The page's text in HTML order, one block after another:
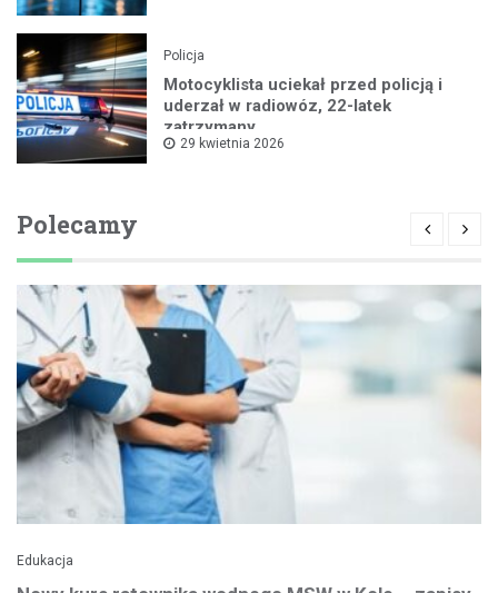
Policja
Motocyklista uciekał przed policją i
uderzał w radiowóz, 22-latek
zatrzymany
29 kwietnia 2026
Polecamy
Edukacja